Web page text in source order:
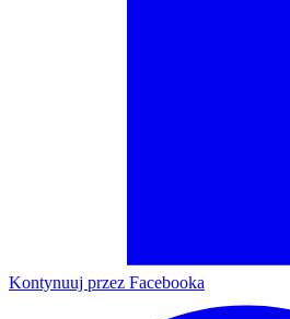
Kontynuuj przez Facebooka